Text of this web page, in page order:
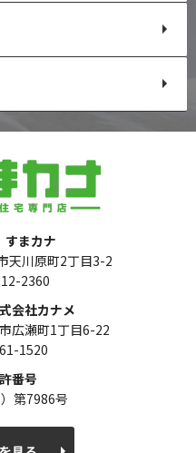
すまカナ
天川原町2丁目3-2
2360
会社カナメ
広瀬町1丁目6-22
1520
番号
第7986号